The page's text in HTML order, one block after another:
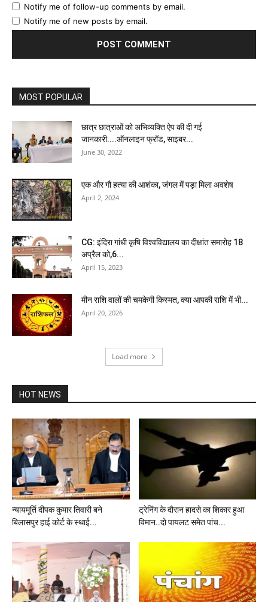
Notify me of follow-up comments by email.
Notify me of new posts by email.
MOST POPULAR
छात्र छात्राओं को अभिव्यक्ति ऐप की दी गई
जानकारी....ऑनलाइन फ्रॉड, साइबर...
June 30, 2022
एक और गौ हत्या की आशंका, जंगल में पड़ा मिला अवशेष
April 2, 2024
CG: इंदिरा गांधी कृषि विश्वविद्यालय का दीक्षांत समारोह 18
अप्रैल को,6...
April 15, 2023
मीन राशि वालों की चमकेगी किस्मत, क्या आपकी राशि में भी...
April 20, 2026
Load more
HOT NEWS
न्यायमूर्ति दीपक कुमार तिवारी बने
बिलासपुर हाई कोर्ट के स्थाई...
ट्रेनिंग के दौरान हादसे का शिकार हुआ
विमान..दो पायलट समेत पांच...